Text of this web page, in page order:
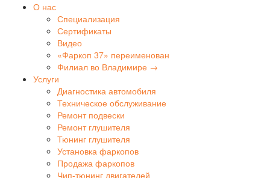
О нас
Специализация
Сертификаты
Видео
«Фаркоп 37» переименован
Филиал во Владимире →
Услуги
Диагностика автомобиля
Техническое обслуживание
Ремонт подвески
Ремонт глушителя
Тюнинг глушителя
Установка фаркопов
Продажа фаркопов
Чип-тюнинг двигателей